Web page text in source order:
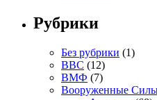
Рубрики
Без рубрики (1)
ВВС (12)
ВМФ (7)
Вооруженные